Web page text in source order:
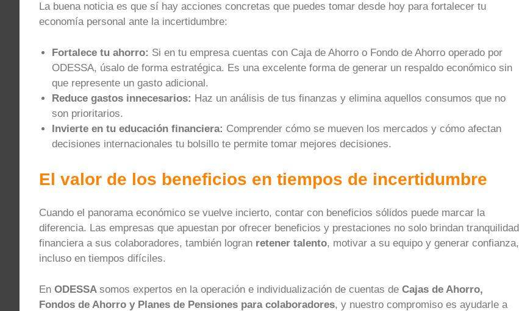
La buena noticia es que sí hay acciones concretas que puedes tomar desde hoy para fortalecer tu
economía personal ante la incertidumbre:
Fortalece tu ahorro: Si en tu empresa cuentas con Caja de Ahorro o Fondo de Ahorro operado por
ODESSA, úsalo de forma estratégica. Es una excelente forma de generar un respaldo económico sin
que represente un gasto adicional.
Reduce gastos innecesarios: Haz un análisis de tus finanzas y elimina aquellos consumos que no
son prioritarios.
Invierte en tu educación financiera: Comprender cómo se mueven los mercados y cómo afectan
decisiones internacionales tu bolsillo te permite tomar mejores decisiones.
El valor de los beneficios en tiempos de incertidumbre
Cuando el panorama económico se vuelve incierto, contar con beneficios sólidos puede marcar la
diferencia. Las empresas que apuestan por ofrecer beneficios y prestaciones no solo brindan tranquilidad
financiera a sus colaboradores, también logran retener talento, motivar a su equipo y generar confianza,
incluso en tiempos difíciles.
En ODESSA somos expertos en la operación e individualización de cuentas de Cajas de Ahorro,
Fondos de Ahorro y Planes de Pensiones para colaboradores, y nuestro compromiso es ayudarle a